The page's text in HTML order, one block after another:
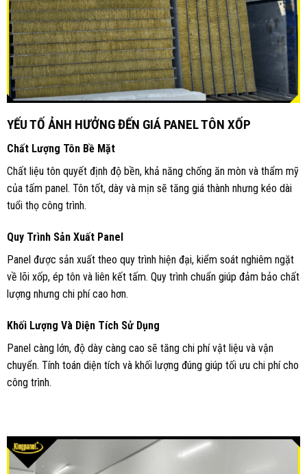
YẾU TỐ ẢNH HƯỞNG ĐẾN GIÁ PANEL TÔN XỐP
Chất Lượng Tôn Bề Mặt
Chất liệu tôn quyết định độ bền, khả năng chống ăn mòn và thẩm mỹ
của tấm panel. Tôn tốt, dày và mịn sẽ tăng giá thành nhưng kéo dài
tuổi thọ công trình.
Quy Trình Sản Xuất Panel
Panel được sản xuất theo quy trình hiện đại, kiểm soát nghiêm ngặt
về lõi xốp, ép tôn và liên kết tấm. Quy trình chuẩn giúp đảm bảo chất
lượng nhưng chi phí cao hơn.
Khối Lượng Và Diện Tích Sử Dụng
Panel càng lớn, độ dày càng cao sẽ tăng chi phí vật liệu và vận
chuyển. Tính toán diện tích và khối lượng đúng giúp tối ưu chi phí cho
công trình.